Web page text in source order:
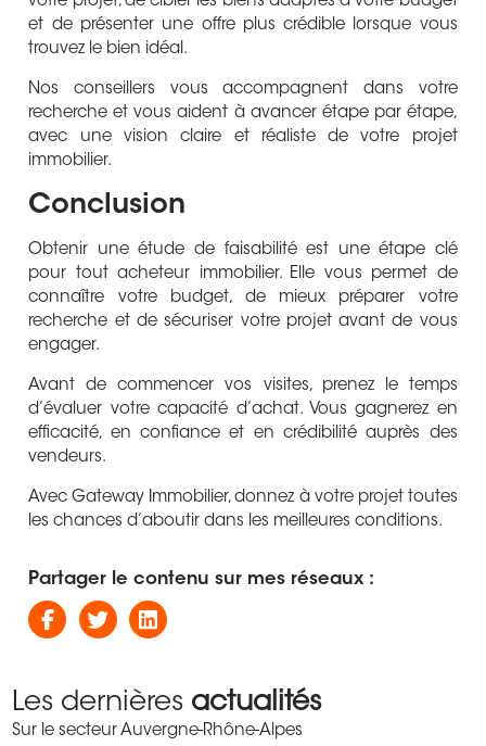
et de présenter une offre plus crédible lorsque vous
trouvez le bien idéal.
Nos conseillers vous accompagnent dans votre
recherche et vous aident à avancer étape par étape,
avec une vision claire et réaliste de votre projet
immobilier.
Conclusion
Obtenir une étude de faisabilité est une étape clé
pour tout acheteur immobilier. Elle vous permet de
connaître votre budget, de mieux préparer votre
recherche et de sécuriser votre projet avant de vous
engager.
Avant de commencer vos visites, prenez le temps
d’évaluer votre capacité d’achat. Vous gagnerez en
efficacité, en confiance et en crédibilité auprès des
vendeurs.
Avec Gateway Immobilier, donnez à votre projet toutes
les chances d’aboutir dans les meilleures conditions.
Partager le contenu sur mes réseaux :
Les dernières actualités
Sur le secteur Auvergne-Rhône-Alpes